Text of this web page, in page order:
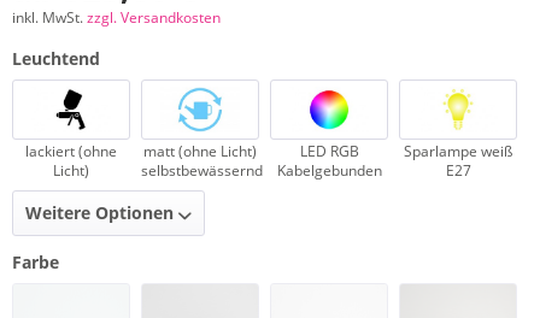
inkl. MwSt.zzgl. Versandkosten
Leuchtend
lackiert (ohne
Licht)
matt (ohne Licht)
selbstbewässernd
LED RGB
Kabelgebunden
Sparlampe weiß
E27
Weitere Optionen
Farbe